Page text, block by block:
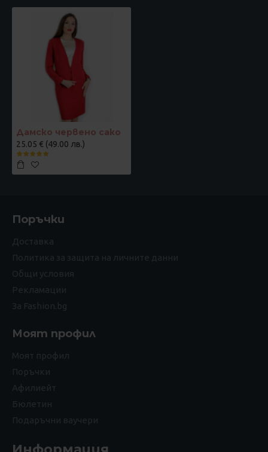
Дамско червено сако
25.05 € (49.00 лв.)
Поръчки
Доставка
Политика за защита на личните данни
Общи условия
Рекламации
За Fashion.bg
Моят профил
Моят профил
Поръчки
Афилиейт
Бюлетин
Подаръчни ваучери